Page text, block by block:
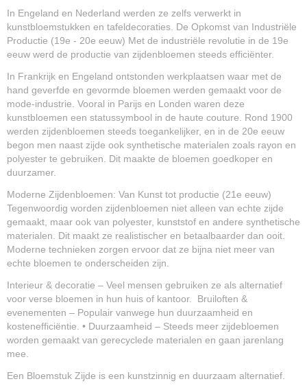
In Engeland en Nederland werden ze zelfs verwerkt in
kunstbloemstukken en tafeldecoraties. De Opkomst van Industriële
Productie (19e - 20e eeuw) Met de industriële revolutie in de 19e
eeuw werd de productie van zijdenbloemen steeds efficiënter.
In Frankrijk en Engeland ontstonden werkplaatsen waar met de
hand geverfde en gevormde bloemen werden gemaakt voor de
mode-industrie. Vooral in Parijs en Londen waren deze
kunstbloemen een statussymbool in de haute couture. Rond 1900
werden zijdenbloemen steeds toegankelijker, en in de 20e eeuw
begon men naast zijde ook synthetische materialen zoals rayon en
polyester te gebruiken. Dit maakte de bloemen goedkoper en
duurzamer.
Moderne Zijdenbloemen: Van Kunst tot productie (21e eeuw)
Tegenwoordig worden zijdenbloemen niet alleen van echte zijde
gemaakt, maar ook van polyester, kunststof en andere synthetische
materialen. Dit maakt ze realistischer en betaalbaarder dan ooit.
Moderne technieken zorgen ervoor dat ze bijna niet meer van
echte bloemen te onderscheiden zijn.
Interieur & decoratie – Veel mensen gebruiken ze als alternatief
voor verse bloemen in hun huis of kantoor. Bruiloften &
evenementen – Populair vanwege hun duurzaamheid en
kostenefficiëntie. • Duurzaamheid – Steeds meer zijdebloemen
worden gemaakt van gerecyclede materialen en gaan jarenlang
mee.
Een Bloemstuk Zijde is een kunstzinnig en duurzaam alternatief.